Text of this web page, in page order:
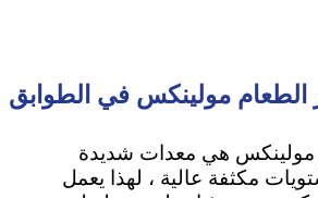
الطعام مولينكس في الطوابق
هي معدات شديدة
مكثفة عالية ، لهذا يعمل